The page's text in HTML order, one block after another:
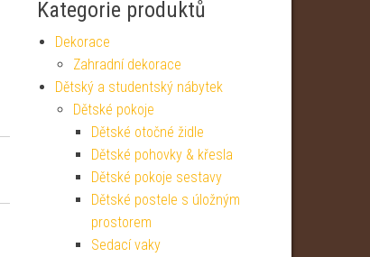
Kategorie produktů
Dekorace
Zahradní dekorace
Dětský a studentský nábytek
Dětské pokoje
Dětské otočné židle
Dětské pohovky & křesla
Dětské pokoje sestavy
Dětské postele s úložným
prostorem
Sedací vaky